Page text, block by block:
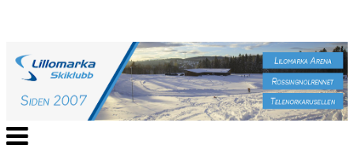
Veksle
navigasjon